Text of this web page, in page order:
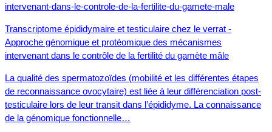
Transcriptome épididymaire et testiculaire chez le verrat -
Approche génomique et protéomique des mécanismes
intervenant dans le contrôle de la fertilité du gamète mâle
La qualité des spermatozoïdes (mobilité et les différentes étapes
de reconnaissance ovocytaire) est liée à leur différenciation post-
testiculaire lors de leur transit dans l’épididyme. La connaissance
de la génomique fonctionnelle…